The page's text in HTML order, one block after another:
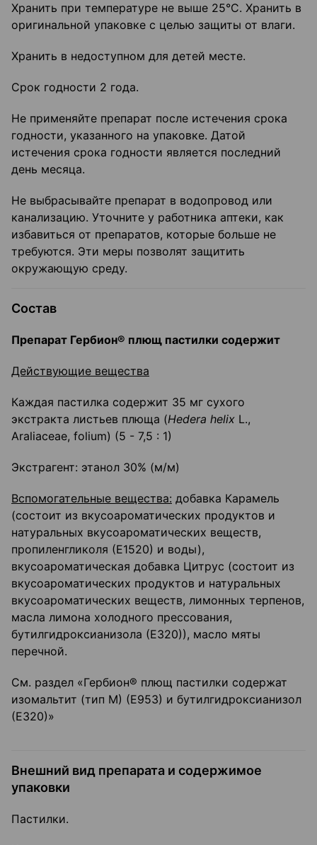
Хранить при температуре не выше 25°C. Хранить в
оригинальной упаковке с целью защиты от влаги.
Хранить в недоступном для детей месте.
Срок годности 2 года.
Не применяйте препарат после истечения срока
годности, указанного на упаковке. Датой
истечения срока годности является последний
день месяца.
Не выбрасывайте препарат в водопровод или
канализацию. Уточните у работника аптеки, как
избавиться от препаратов, которые больше не
требуются. Эти меры позволят защитить
окружающую среду.
Состав
Препарат Гербион® плющ пастилки содержит
Действующие вещества
Каждая пастилка содержит 35 мг сухого
экстракта листьев плюща (Hedera helix L.,
Araliaceae, folium) (5 - 7,5 : 1)
Экстрагент: этанол 30% (м/м)
Вспомогательные вещества: добавка Карамель
(состоит из вкусоароматических продуктов и
натуральных вкусоароматических веществ,
пропиленгликоля (Е1520) и воды),
вкусоароматическая добавка Цитрус (состоит из
вкусоароматических продуктов и натуральных
вкусоароматических веществ, лимонных терпенов,
масла лимона холодного прессования,
бутилгидроксианизола (Е320)), масло мяты
перечной.
См. раздел «Гербион® плющ пастилки содержат
изомальтит (тип М) (Е953) и бутилгидроксианизол
(Е320)»
Внешний вид препарата и содержимое
упаковки
Пастилки.